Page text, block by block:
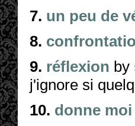
7. un peu de
8.
9. réflexion by
j'ignore si
10. donne